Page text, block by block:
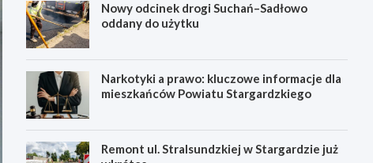
Nowy odcinek drogi Suchań–Sadłowo
oddany do użytku
Narkotyki a prawo: kluczowe informacje dla
mieszkańców Powiatu Stargardzkiego
Remont ul. Stralsundzkiej w Stargardzie już